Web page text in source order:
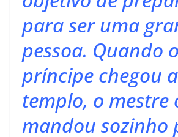
para ser uma
pessoa. Quando o
príncipe chegou
templo, o mestre
mandou sozinho